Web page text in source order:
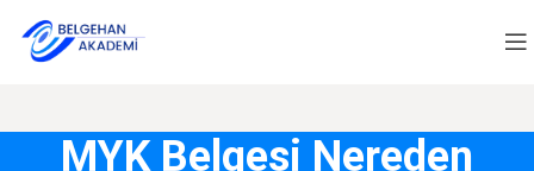
MYK Belgesi Nereden